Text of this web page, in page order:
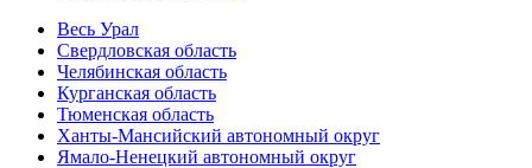
Весь Урал
Свердловская область
Челябинская область
Курганская область
Тюменская область
Ханты-Мансийский автономный округ
Ямало-Ненецкий автономный округ